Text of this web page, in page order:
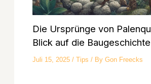
Die Ursprünge von
Blick auf die Baugeschichte
Juli 15, 2025/Tips / ByGon Freecks